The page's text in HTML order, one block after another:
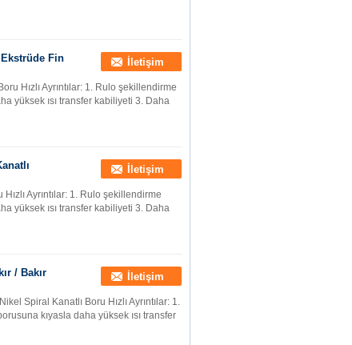
Ekstrüde Fin
İletişim
Hızlı Ayrıntılar: 1. Rulo şekillendirme
yüksek ısı transfer kabiliyeti 3. Daha
İletişim
Ayrıntılar: 1. Rulo şekillendirme
yüksek ısı transfer kabiliyeti 3. Daha
/ Bakır
İletişim
Spiral Kanatlı Boru Hızlı Ayrıntılar: 1.
kıyasla daha yüksek ısı transfer